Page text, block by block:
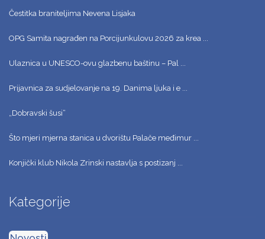
Čestitka braniteljima Nevena Lisjaka
OPG Samita nagrađen na Porcijunkulovu 2026 za krea ...
Ulaznica u UNESCO-ovu glazbenu baštinu – Pal ...
Prijavnica za sudjelovanje na 19. Danima ljuka i e ...
„Dobravski šusi“
Što mjeri mjerna stanica u dvorištu Palače međimur ...
Konjički klub Nikola Zrinski nastavlja s postizanj ...
Kategorije